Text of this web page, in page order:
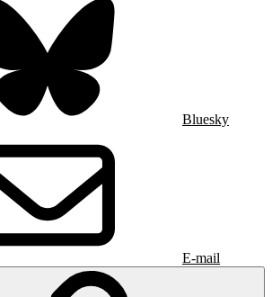
Bluesky
E-mail